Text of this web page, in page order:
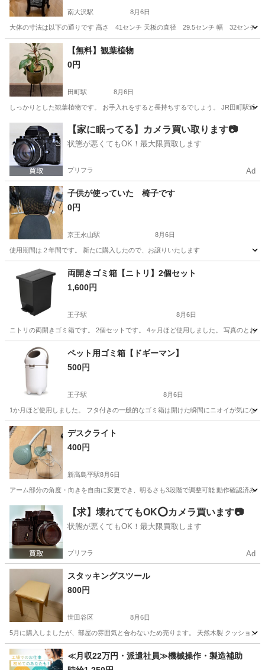
南大沢駅 8月6日
大体の寸法は以下の通りです 高さ 41センチ 天板の直径 29.5センチ 幅 32センチ 20
東京 八王子市 南大沢駅 テーブル
【無料】観葉植物
0円
田町駅 8月6日
しっかりとした観葉植物です。 お手入れをすると長持ちするでしょう。 JR田町駅近
港区 田町駅 インテリア雑貨/小物 観葉植物
【家に眠ってる】カメラ買い取ります📷
状態が悪くてもOK！最大限買取します
プリフラ Ad
子供が使っていた 椅子です
0円
京王永山駅 8月6日
使用期間は２年間です。 新たに購入したので、お譲りいたします
多摩市 京王永山駅 椅子
両開きゴミ箱【ニトリ】2個セット
1,600円
王子駅 8月6日
ニトリの両開きゴミ箱です。 2個セットです。 4ヶ月ほど使用しました。 写真のとお
北区 王子駅 その他 ニトリ
ペット用ゴミ箱【ドギーマン】
500円
王子駅 8月6日
1か月ほど使用しました。 フタ付きの一般的なゴミ箱は開けた瞬間にニオイが気にな
東京 北区 王子駅 その他
デスクライト
400円
新高島平駅8月6日
アーム部分の角度・向きを自由に変更でき、明るさも3段階で調整可能 動作確認済み
東京 板橋区 新高島平駅 照明器具 デスク
【求】壊れててもOK⭕️カメラ買います📷
状態が悪くてもOK！最大限買取します
プリフラ Ad
スタッキングスツール
800円
世田谷区 8月6日
5月に購入しましたが、部屋の雰囲気と合わないため売ります。 天然木製 クッション
東京 世田谷区 椅子
≪月収22万円・派遣社員≫機械操作・製造補助